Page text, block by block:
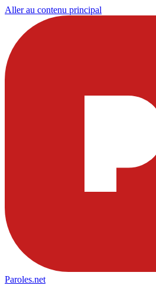
Aller au contenu principal
Paroles.net